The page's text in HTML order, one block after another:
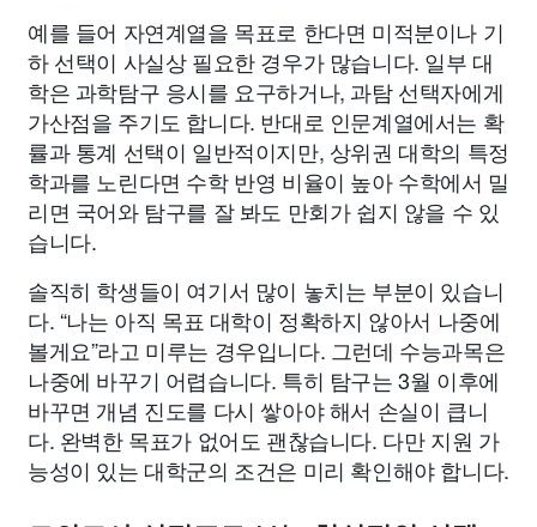
예를 들어 자연계열을 목표로 한다면 미적분이나 기
하 선택이 사실상 필요한 경우가 많습니다. 일부 대
학은 과학탐구 응시를 요구하거나, 과탐 선택자에게
가산점을 주기도 합니다. 반대로 인문계열에서는 확
률과 통계 선택이 일반적이지만, 상위권 대학의 특정
학과를 노린다면 수학 반영 비율이 높아 수학에서 밀
리면 국어와 탐구를 잘 봐도 만회가 쉽지 않을 수 있
습니다.
솔직히 학생들이 여기서 많이 놓치는 부분이 있습니
다. “나는 아직 목표 대학이 정확하지 않아서 나중에
볼게요”라고 미루는 경우입니다. 그런데 수능과목은
나중에 바꾸기 어렵습니다. 특히 탐구는 3월 이후에
바꾸면 개념 진도를 다시 쌓아야 해서 손실이 큽니
다. 완벽한 목표가 없어도 괜찮습니다. 다만 지원 가
능성이 있는 대학군의 조건은 미리 확인해야 합니다.